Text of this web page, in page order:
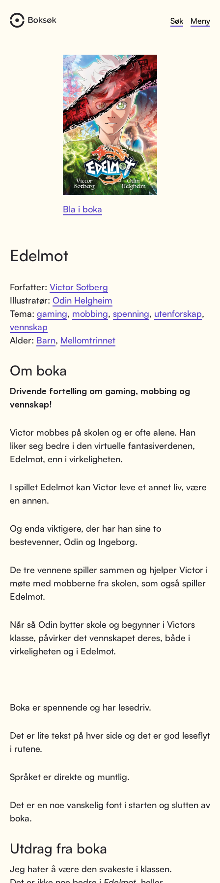
Søk Meny
Bla i boka
Edelmot
Forfatter: Victor Sotberg
Illustratør: Odin Helgheim
Tema: gaming, mobbing, spenning, utenforskap,
vennskap
Alder: Barn, Mellomtrinnet
Om boka
Drivende fortelling om gaming, mobbing og
vennskap!
Victor mobbes på skolen og er ofte alene. Han
liker seg bedre i den virtuelle fantasiverdenen,
Edelmot, enn i virkeligheten.
I spillet Edelmot kan Victor leve et annet liv, være
en annen.
Og enda viktigere, der har han sine to
bestevenner, Odin og Ingeborg.
De tre vennene spiller sammen og hjelper Victor i
møte med mobberne fra skolen, som også spiller
Edelmot.
Når så Odin bytter skole og begynner i Victors
klasse, påvirker det vennskapet deres, både i
virkeligheten og i Edelmot.
Boka er spennende og har lesedriv.
Det er lite tekst på hver side og det er god leseflyt
i rutene.
Språket er direkte og muntlig.
Det er en noe vanskelig font i starten og slutten av
boka.
Utdrag fra boka
Jeg hater å være den svakeste i klassen.